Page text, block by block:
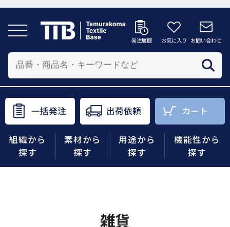
発注履歴 お気に入り お問い合わせ
一括発注 出荷依頼 カート
組織から
探す
素材から
探す
用途から
探す
機能性から
探す
発注履歴 お気に入り お問い合わせ
商品をさがす
組織から探す
雑貨
カートへ
配送先を追加する
商品を投入する配送先を選択してください。